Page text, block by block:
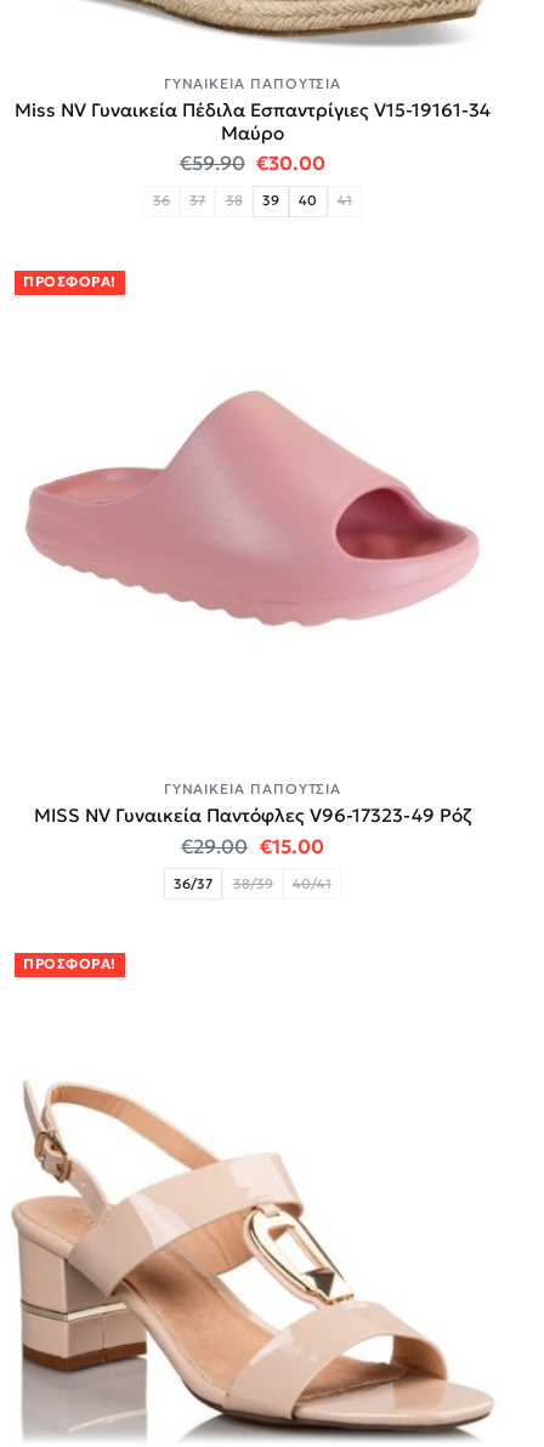
ΓΥΝΑΙΚΕΊΑ ΠΑΠΟΎΤΣΙΑ
Miss NV Γυναικεία Πέδιλα Εσπαντρίγιες V15-19161-34
Mαύρο
€59.90 Original price was: €59.90.
€30.00Η τρέχουσα τιμή
36 37 38 39 40 41
ΠΡΟΣΦΟΡΆ!
ΓΥΝΑΙΚΕΊΑ ΠΑΠΟΎΤΣΙΑ
MISS NV Γυναικεία Παντόφλες V96-17323-49 Ρόζ
€29.00 Original price was: €29.00.
€15.00Η τρέχουσα τιμή
36/37 38/39 40/41
ΠΡΟΣΦΟΡΆ!